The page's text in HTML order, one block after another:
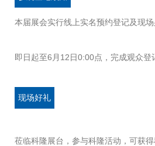
本届展会实行线上实名预约登记及现
即日起至6月12日0:00点，完成观众登
现场好礼
莅临科隆展台，参与科隆活动，可获